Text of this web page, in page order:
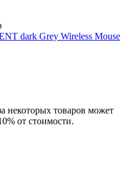
dark Grey Wireless Mouse
некоторых товаров может
от стоимости.